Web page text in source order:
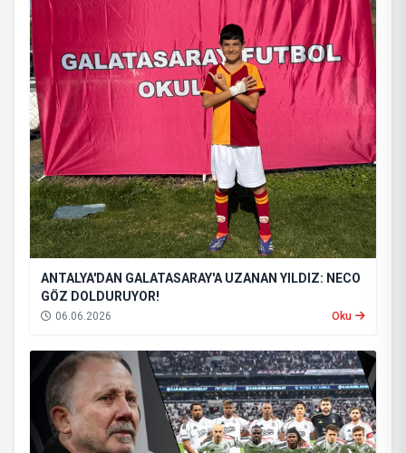
ANTALYA'DAN GALATASARAY'A UZANAN YILDIZ: NECO
GÖZ DOLDURUYOR!
06.06.2026 Oku